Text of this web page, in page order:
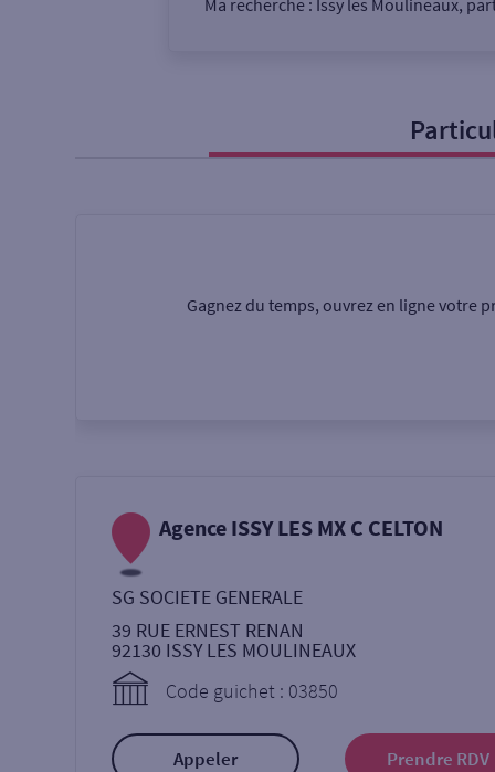
Ma recherche : Issy les Moulineaux,
Gagnez du temps, ouvrez en ligne votre
Agence ISSY LES MX C CELTON
SG SOCIETE GENERALE
39 RUE ERNEST RENAN
92130 ISSY LES MOULINEAUX
Code guichet : 03850
Appeler Prendre RDV